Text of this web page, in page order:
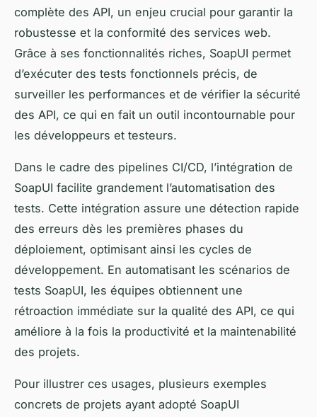
complète des API, un enjeu crucial pour garantir la
robustesse et la conformité des services web.
Grâce à ses fonctionnalités riches, SoapUI permet
d’exécuter des tests fonctionnels précis, de
surveiller les performances et de vérifier la sécurité
des API, ce qui en fait un outil incontournable pour
les développeurs et testeurs.
Dans le cadre des pipelines CI/CD, l’intégration de
SoapUI facilite grandement l’automatisation des
tests. Cette intégration assure une détection rapide
des erreurs dès les premières phases du
déploiement, optimisant ainsi les cycles de
développement. En automatisant les scénarios de
tests SoapUI, les équipes obtiennent une
rétroaction immédiate sur la qualité des API, ce qui
améliore à la fois la productivité et la maintenabilité
des projets.
Pour illustrer ces usages, plusieurs exemples
concrets de projets ayant adopté SoapUI